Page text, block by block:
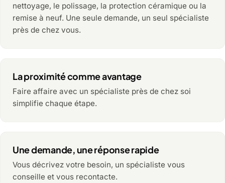
nettoyage, le polissage, la protection céramique ou la
remise à neuf. Une seule demande, un seul spécialiste
près de chez vous.
La proximité comme avantage
Faire affaire avec un spécialiste près de chez soi
simplifie chaque étape.
Une demande, une réponse rapide
Vous décrivez votre besoin, un spécialiste vous
conseille et vous recontacte.